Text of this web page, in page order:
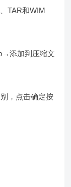
TAR和WIM
添加到压缩文
，点击确定按